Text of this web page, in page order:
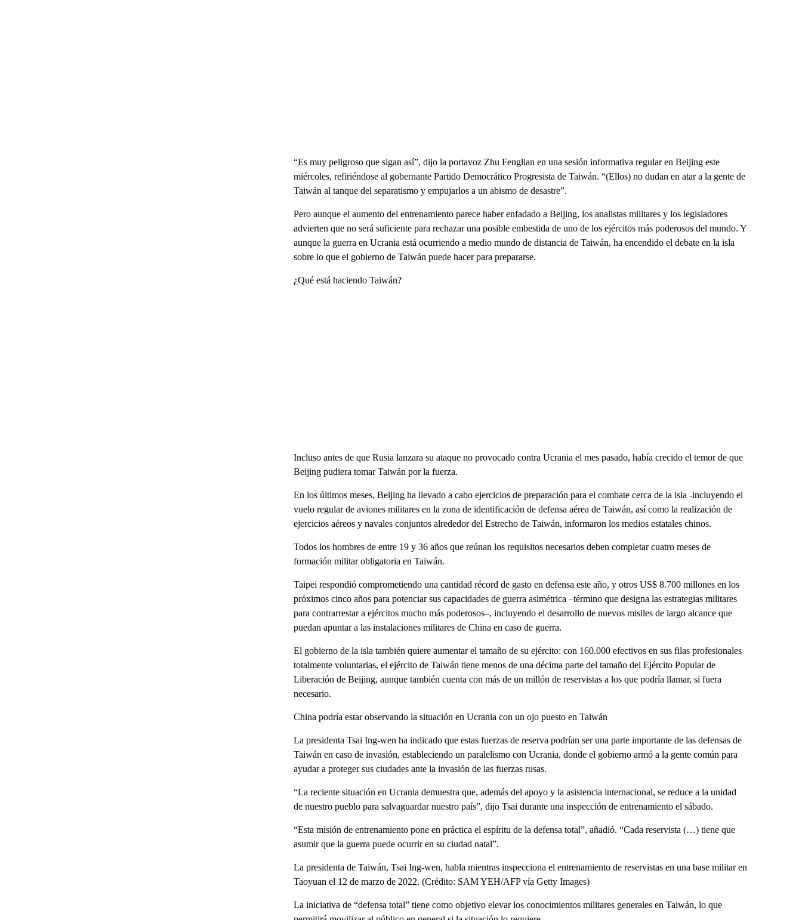
“Es muy peligroso que sigan así”, dijo la portavoz Zhu Fenglian en una sesión informativa regular en Beijing este
miércoles, refiriéndose al gobernante Partido Democrático Progresista de Taiwán. “(Ellos) no dudan en atar a la gente de
Taiwán al tanque del separatismo y empujarlos a un abismo de desastre”.
Pero aunque el aumento del entrenamiento parece haber enfadado a Beijing, los analistas militares y los legisladores
advierten que no será suficiente para rechazar una posible embestida de uno de los ejércitos más poderosos del mundo. Y
aunque la guerra en Ucrania está ocurriendo a medio mundo de distancia de Taiwán, ha encendido el debate en la isla
sobre lo que el gobierno de Taiwán puede hacer para prepararse.
¿Qué está haciendo Taiwán?
Incluso antes de que Rusia lanzara su ataque no provocado contra Ucrania el mes pasado, había crecido el temor de que
Beijing pudiera tomar Taiwán por la fuerza.
En los últimos meses, Beijing ha llevado a cabo ejercicios de preparación para el combate cerca de la isla -incluyendo el
vuelo regular de aviones militares en la zona de identificación de defensa aérea de Taiwán, así como la realización de
ejercicios aéreos y navales conjuntos alrededor del Estrecho de Taiwán, informaron los medios estatales chinos.
Todos los hombres de entre 19 y 36 años que reúnan los requisitos necesarios deben completar cuatro meses de
formación militar obligatoria en Taiwán.
Taipei respondió comprometiendo una cantidad récord de gasto en defensa este año, y otros US$ 8.700 millones en los
próximos cinco años para potenciar sus capacidades de guerra asimétrica –término que designa las estrategias militares
para contrarrestar a ejércitos mucho más poderosos–, incluyendo el desarrollo de nuevos misiles de largo alcance que
puedan apuntar a las instalaciones militares de China en caso de guerra.
El gobierno de la isla también quiere aumentar el tamaño de su ejército: con 160.000 efectivos en sus filas profesionales
totalmente voluntarias, el ejército de Taiwán tiene menos de una décima parte del tamaño del Ejército Popular de
Liberación de Beijing, aunque también cuenta con más de un millón de reservistas a los que podría llamar, si fuera
necesario.
China podría estar observando la situación en Ucrania con un ojo puesto en Taiwán
La presidenta Tsai Ing-wen ha indicado que estas fuerzas de reserva podrían ser una parte importante de las defensas de
Taiwán en caso de invasión, estableciendo un paralelismo con Ucrania, donde el gobierno armó a la gente común para
ayudar a proteger sus ciudades ante la invasión de las fuerzas rusas.
“La reciente situación en Ucrania demuestra que, además del apoyo y la asistencia internacional, se reduce a la unidad
de nuestro pueblo para salvaguardar nuestro país”, dijo Tsai durante una inspección de entrenamiento el sábado.
“Esta misión de entrenamiento pone en práctica el espíritu de la defensa total”, añadió. “Cada reservista (…) tiene que
asumir que la guerra puede ocurrir en su ciudad natal”.
La presidenta de Taiwán, Tsai Ing-wen, habla mientras inspecciona el entrenamiento de reservistas en una base militar en
Taoyuan el 12 de marzo de 2022. (Crédito: SAM YEH/AFP vía Getty Images)
La iniciativa de “defensa total” tiene como objetivo elevar los conocimientos militares generales en Taiwán, lo que